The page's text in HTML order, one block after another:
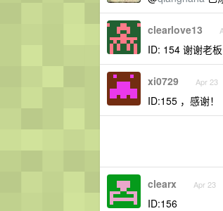
clearlove13
ID: 154 谢谢老板
xi0729 Apr 23
ID:155 ，感谢！
clearx Apr 23
ID:156